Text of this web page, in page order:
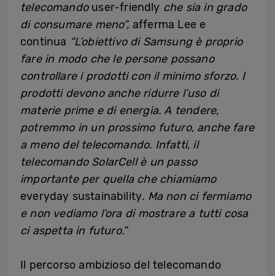
telecomando user-friendly che sia in grado
di consumare meno”, afferma Lee e
continua “L’obiettivo di Samsung è proprio
fare in modo che le persone possano
controllare i prodotti con il minimo sforzo. I
prodotti devono anche ridurre l’uso di
materie prime e di energia. A tendere,
potremmo in un prossimo futuro, anche fare
a meno del telecomando. Infatti, il
telecomando SolarCell è un passo
importante per quella che chiamiamo
everyday sustainability. Ma non ci fermiamo
e non vediamo l’ora di mostrare a tutti cosa
ci aspetta in futuro.”
Il percorso ambizioso del telecomando